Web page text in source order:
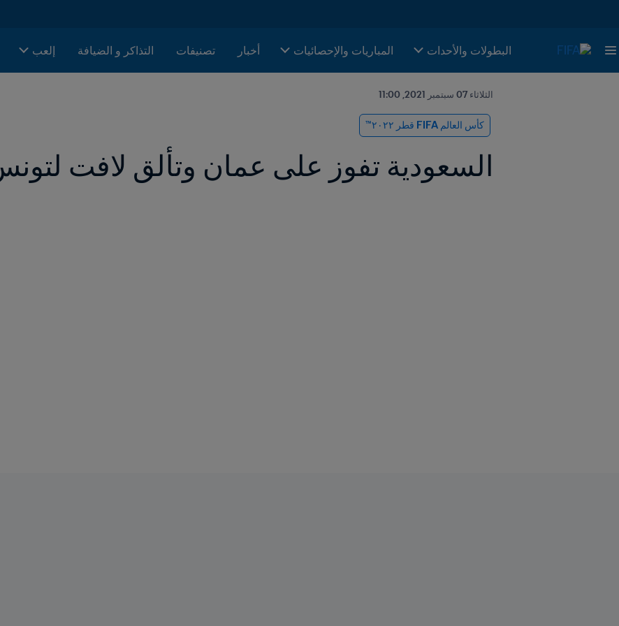
البطولات والأحدات المباريات والإحصائيات أخبار تصنيفات التذاكر و الضيافة إلعب
الثلاثاء 07 سبتمبر 2021, 11:00
كأس العالم FIFA قطر ٢٠٢٢™
السعودية تفوز على عمان وتألق لافت لتونس